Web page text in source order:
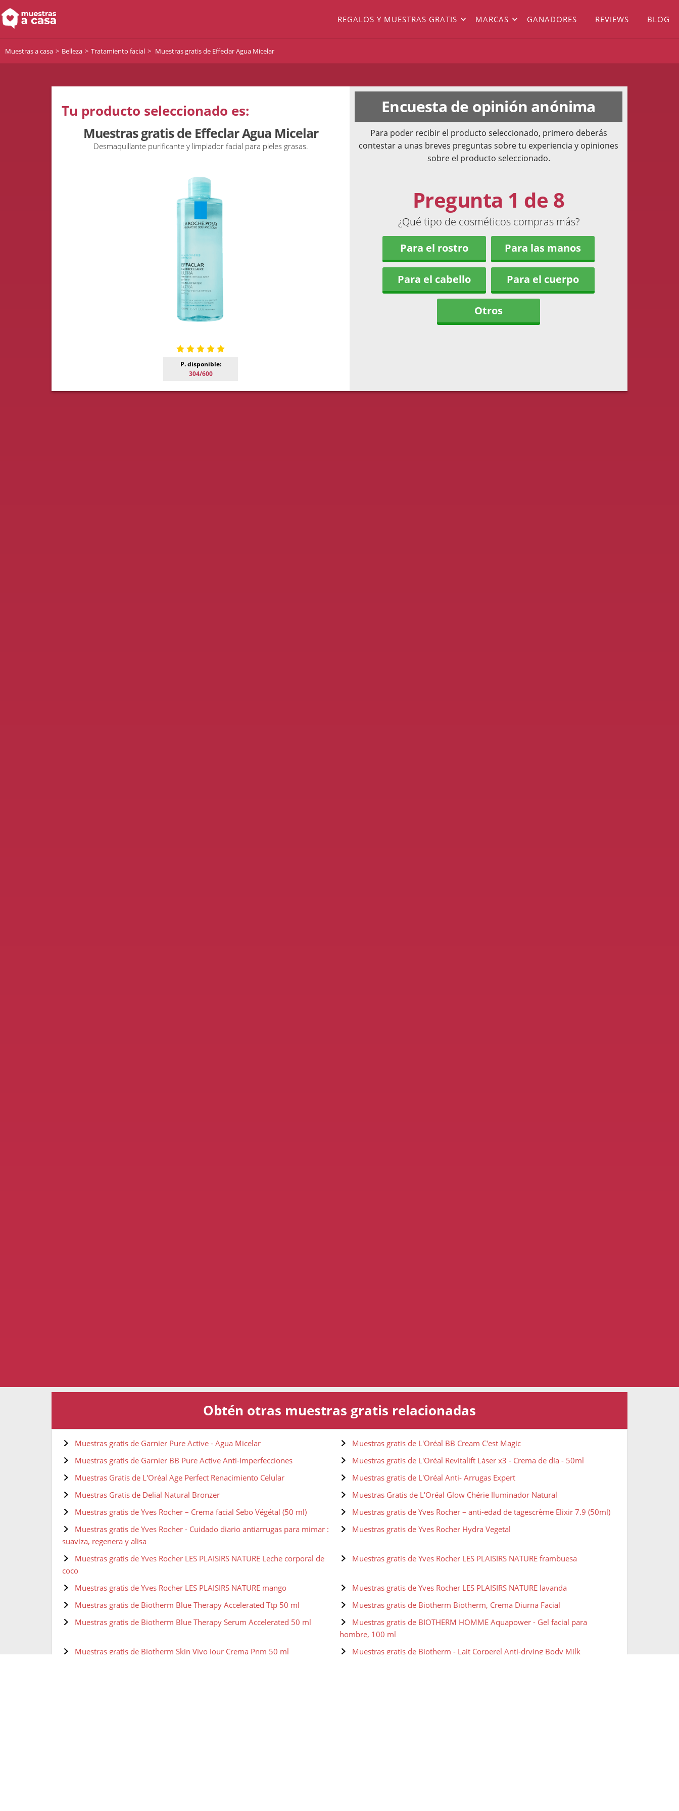
REGALOS Y MUESTRAS GRATIS MARCAS GANADORES REVIEWS BLOG
Muestras a casa Belleza Tratamiento facial Muestras gratis de Effeclar Agua Micelar
Tu producto seleccionado es:
Muestras gratis de Effeclar Agua Micelar
Desmaquillante purificante y limpiador facial para pieles grasas.
P. disponible:
304/600
Encuesta de opinión anónima
Para poder recibir el producto seleccionado, primero deberás
contestar a unas breves preguntas sobre tu experiencia y opiniones
sobre el producto seleccionado.
Pregunta 1 de 8
¿Qué tipo de cosméticos compras más?
Para el rostro
Para las manos
Para el cabello Para el cuerpo
Otros
Obtén otras muestras gratis relacionadas
Muestras gratis de Garnier Pure Active - Agua Micelar
Muestras gratis de L'Oréal BB Cream C'est Magic
Muestras gratis de Garnier BB Pure Active Anti-Imperfecciones
Muestras gratis de L'Oréal Revitalift Láser x3 - Crema de día - 50ml
Muestras Gratis de L'Oréal Age Perfect Renacimiento Celular
Muestras gratis de L'Oréal Anti- Arrugas Expert
Muestras Gratis de Delial Natural Bronzer
Muestras Gratis de L'Oréal Glow Chérie Iluminador Natural
Muestras gratis de Yves Rocher – Crema facial Sebo Végétal (50 ml)
Muestras gratis de Yves Rocher – anti-edad de tagescrème Elixir 7.9 (50ml)
Muestras gratis de Yves Rocher - Cuidado diario antiarrugas para mimar :
suaviza, regenera y alisa
Muestras gratis de Yves Rocher Hydra Vegetal
Muestras gratis de Yves Rocher LES PLAISIRS NATURE Leche corporal de
coco
Muestras gratis de Yves Rocher LES PLAISIRS NATURE frambuesa
Muestras gratis de Yves Rocher LES PLAISIRS NATURE mango
Muestras gratis de Yves Rocher LES PLAISIRS NATURE lavanda
Muestras gratis de Biotherm Blue Therapy Accelerated Ttp 50 ml
Muestras gratis de Biotherm Biotherm, Crema Diurna Facial
Muestras gratis de Biotherm Blue Therapy Serum Accelerated 50 ml
Muestras gratis de BIOTHERM HOMME Aquapower - Gel facial para
hombre, 100 ml
Muestras gratis de Biotherm Skin Vivo Jour Crema Pnm 50 ml
Muestras gratis de Biotherm - Lait Corperel Anti-drying Body Milk